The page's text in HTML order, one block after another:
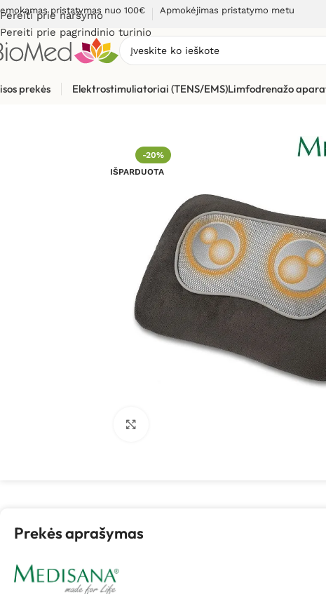
Pereiti prie naršymo
Pereiti prie pagrindinio turinio
pristatymas nuo 100€ Apmokėjimas pristatymo metu
prekės Elektrostimuliatoriai (TENS/EMS)Limfodrenažo
Masažuokliai
-20%
IŠPARDUOTA
Prekės aprašymas